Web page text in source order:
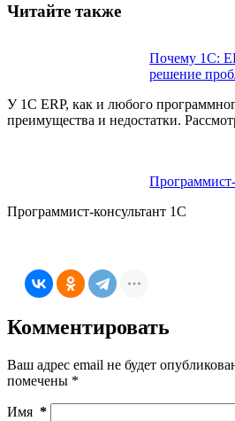
Читайте также
Почему 1С:
решение
У 1C ERP, как и любого
преимущества и недостатки.
Программист-к‎онсультант 1С
Комментировать
Ваш адрес email не будет
помечены *
Имя *